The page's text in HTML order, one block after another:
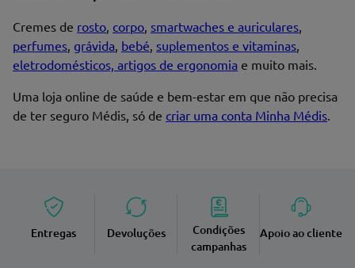
Cremes de rosto, corpo, smartwaches e auriculares,
perfumes, grávida, bebé, suplementos e vitaminas,
eletrodomésticos, artigos de ergonomia e muito mais.
Uma loja online de saúde e bem-estar em que não precisa
de ter seguro Médis, só de criar uma conta Minha Médis.
Entregas Devoluções
Condições
campanhas
Apoio ao cliente